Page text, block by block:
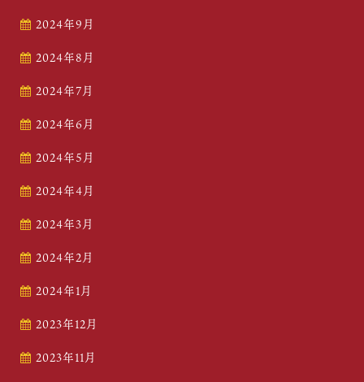
2024年9月
2024年8月
2024年7月
2024年6月
2024年5月
2024年4月
2024年3月
2024年2月
2024年1月
2023年12月
2023年11月